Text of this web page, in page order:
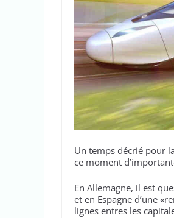
Un temps décrié pour
ce moment
En Allemagne, il est
et en Espagne d’une
lignes entres les